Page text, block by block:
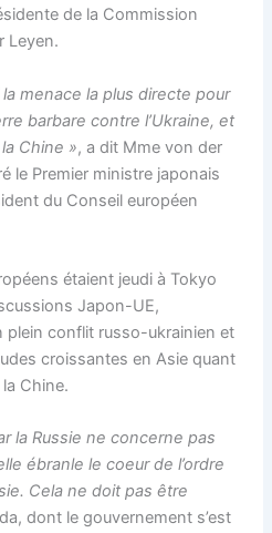
de la Commission
Leyen.
la menace la plus directe pour
barbare contre l’Ukraine, et
Chine », a dit Mme von der
le Premier ministre japonais
du Conseil européen
étaient jeudi à Tokyo
Japon-UE,
conflit russo-ukrainien et
croissantes en Asie quant
Chine.
la Russie ne concerne pas
ébranle le coeur de l’ordre
Cela ne doit pas être
dont le gouvernement s’est